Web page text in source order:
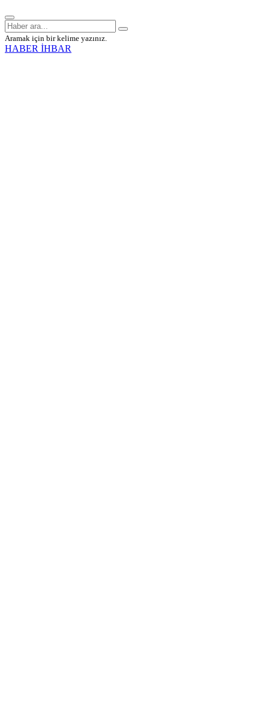
Aramak için bir kelime yazınız.
HABER İHBAR